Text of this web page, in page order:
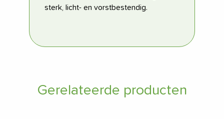
sterk, licht- en vorstbestendig.
Gerelateerde producten